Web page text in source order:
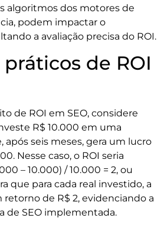
algoritmos dos motores de
podem impactar o
a avaliação precisa do ROI.
de ROI
de ROI em SEO, considere
R$ 10.000 em uma
após seis meses, gera um lucro
Nesse caso, o ROI seria
– 10.000) / 10.000 = 2, ou
que para cada real investido, a
de R$ 2, evidenciando a
de SEO implementada.